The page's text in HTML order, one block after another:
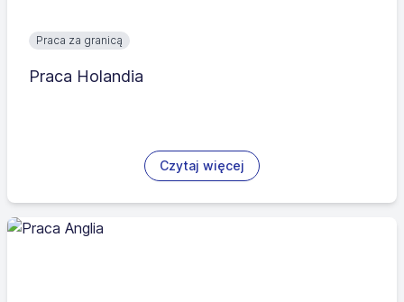
Praca za granicą
Praca Holandia
Czytaj więcej